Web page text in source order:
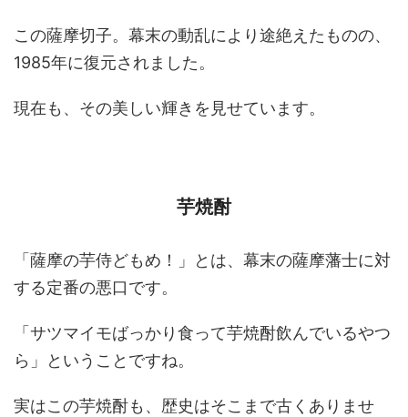
この薩摩切子。幕末の動乱により途絶えたものの、
1985年に復元されました。
現在も、その美しい輝きを見せています。
芋焼酎
「薩摩の芋侍どもめ！」とは、幕末の薩摩藩士に対
する定番の悪口です。
「サツマイモばっかり食って芋焼酎飲んでいるやつ
ら」ということですね。
実はこの芋焼酎も、歴史はそこまで古くありませ